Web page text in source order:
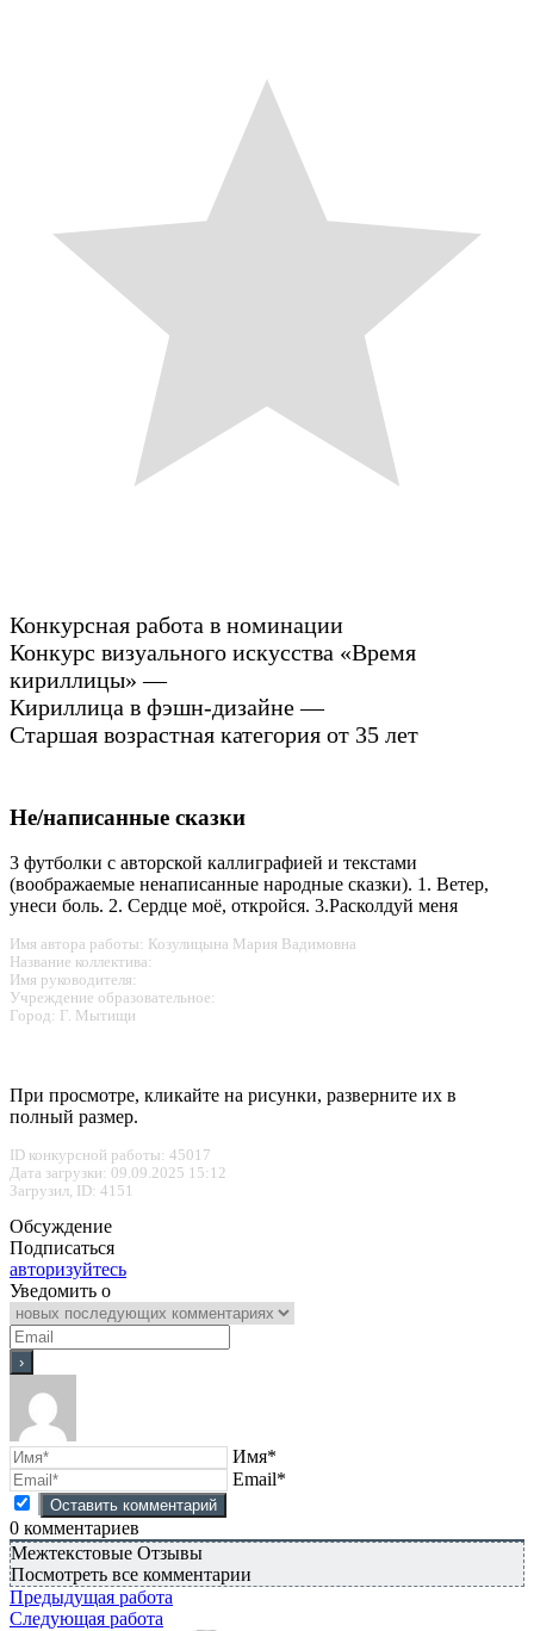
Конкурсная работа в номинации
Конкурс визуального искусства «Время
кириллицы» —
Кириллица в фэшн-дизайне —
Старшая возрастная категория от 35 лет
Не/написанные сказки
3 футболки с авторской каллиграфией и текстами
(воображаемые ненаписанные народные сказки). 1. Ветер,
унеси боль. 2. Сердце моё, откройся. 3.Расколдуй меня
Имя автора работы: Козулицына Мария Вадимовна
Название коллектива:
Имя руководителя:
Учреждение образовательное:
Город: Г. Мытищи
При просмотре, кликайте на рисунки, разверните их в
полный размер.
ID конкурсной работы: 45017
Дата загрузки: 09.09.2025 15:12
Загрузил, ID: 4151
Обсуждение
Подписаться
авторизуйтесь
Уведомить о
Имя*
Email*
0 комментариев
Межтекстовые Отзывы
Посмотреть все комментарии
Предыдущая работа
Следующая работа